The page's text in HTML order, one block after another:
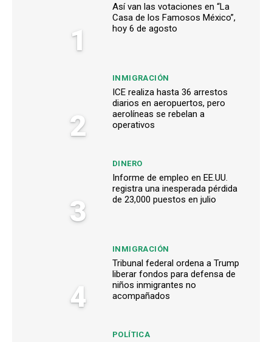
1
Así van las votaciones en “La
Casa de los Famosos México”,
hoy 6 de agosto
2
INMIGRACIÓN
ICE realiza hasta 36 arrestos
diarios en aeropuertos, pero
aerolíneas se rebelan a
operativos
3
DINERO
Informe de empleo en EE.UU.
registra una inesperada pérdida
de 23,000 puestos en julio
4
INMIGRACIÓN
Tribunal federal ordena a Trump
liberar fondos para defensa de
niños inmigrantes no
acompañados
POLÍTICA